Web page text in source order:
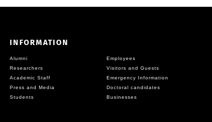
INFORMATION
Alumni
Employees
Researchers
Visitors and Guests
Academic Staff
Emergency Information
Press and Media
Doctoral candidates
Students
Businesses